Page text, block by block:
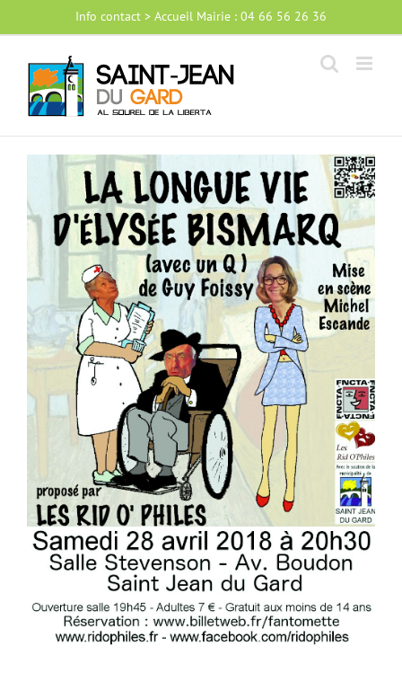
Info contact > Accueil Mairie : 04 66 56 26 36
agrandie